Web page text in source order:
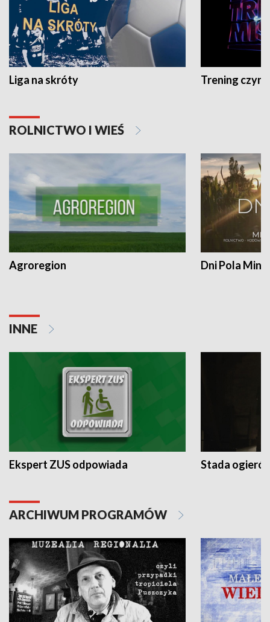
Liga na skróty Trening czyni
ROLNICTWO I WIEŚ
Agroregion Dni Pola
INNE
Ekspert ZUS odpowiada Stada
ARCHIWUM PROGRAMÓW